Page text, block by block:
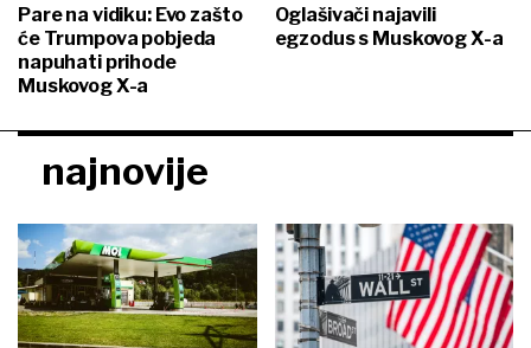
Pare na vidiku: Evo zašto
će Trumpova pobjeda
napuhati prihode
Muskovog X-a
Oglašivači najavili
egzodus s Muskovog X-a
najnovije